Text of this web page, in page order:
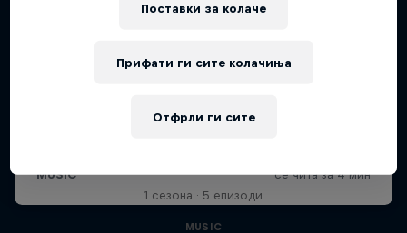
Diggin' in the Carts
1 сезона · 5 епизоди
MUSIC
Поставки за колачe
Отфрли ги сите
Прифати ги сите колачиња